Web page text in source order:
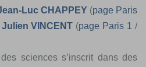
Luc CHAPPEY (page Paris
Julien VINCENT (page Paris 1 /
sciences s’inscrit dans des